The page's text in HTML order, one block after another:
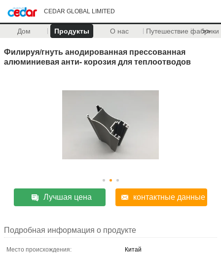
CEDAR GLOBAL LIMITED
Дом Продукты О нас Путешествие фабрики
>>
Филируя/гнуть анодированная прессованная
алюминиевая анти- корозия для теплоотводов
Лучшая цена контактные данные
Подробная информация о продукте
Место происхождения:
Китай